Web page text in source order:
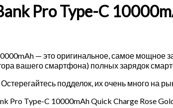
Pro Type-C
— это оригинальное, самое мощное
вашего смартфона) полных зарядок
подделок, их очень много на
Pro Type-C 10000mAh Quick Charge Rose